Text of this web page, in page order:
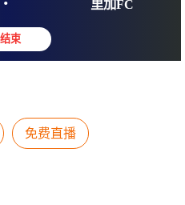
2026-06-29 23:00:00
: 里加
免费直播